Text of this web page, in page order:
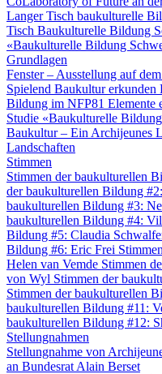
Langer Tisch baukulturelle
Tisch Baukulturelle Bildung
«Baukulturelle Bildung
Grundlagen
Fenster – Ausstellung auf
Spielend Baukultur erkunden
Bildung im NFP81 Elemente
Studie «Baukulturelle
Baukultur – Ein Archijeunes
Landschaften
Stimmen
Stimmen der baukulturellen
der baukulturellen Bildung
baukulturellen Bildung #3:
baukulturellen Bildung #4:
Bildung #5: Claudia
Bildung #6: Eric Frei
Helen van Vemde Stimmen
von Wyl Stimmen der
Stimmen der baukulturellen
baukulturellen Bildung #11:
baukulturellen Bildung #12:
Stellungnahmen
Stellungnahme von
an Bundesrat Alain Berset